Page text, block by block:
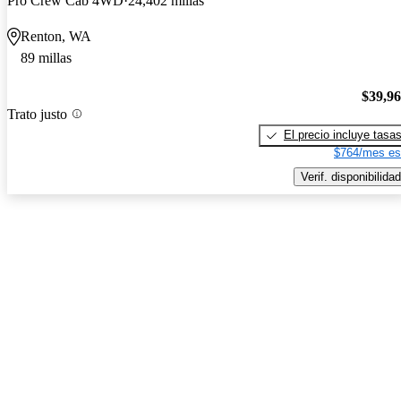
Renton, WA
89 millas
Trato justo
El precio incluye tasas
$764/mes
Verif. disponibilidad